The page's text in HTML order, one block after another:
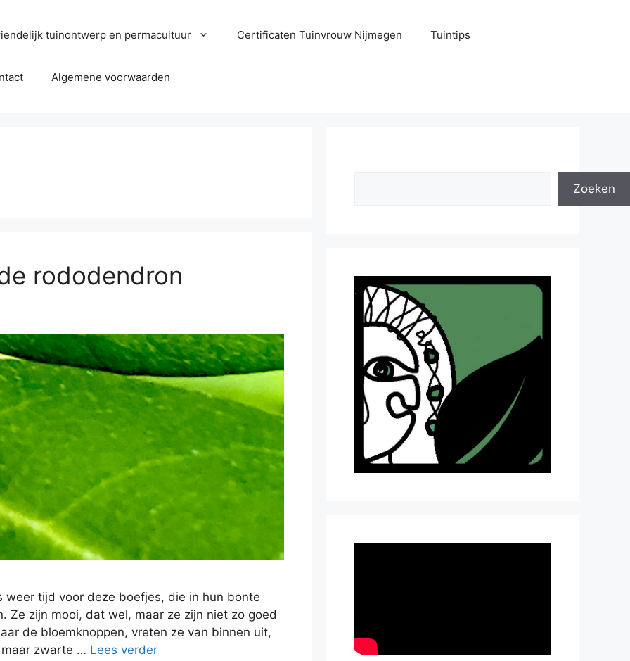
tuinontwerp en permacultuur Certificaten Tuinvrouw Nijmegen Tuintips
Algemene voorwaarden
rododendron
tijd voor deze boefjes, die in hun bonte
Ze zijn mooi, dat wel, maar ze zijn niet zo goed
de bloemknoppen, vreten ze van binnen uit,
zwarte … Lees verder
Zoeken